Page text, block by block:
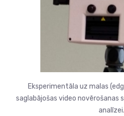
Eksperimentāla uz malas
saglabājošas video novērošanas
analīzei.